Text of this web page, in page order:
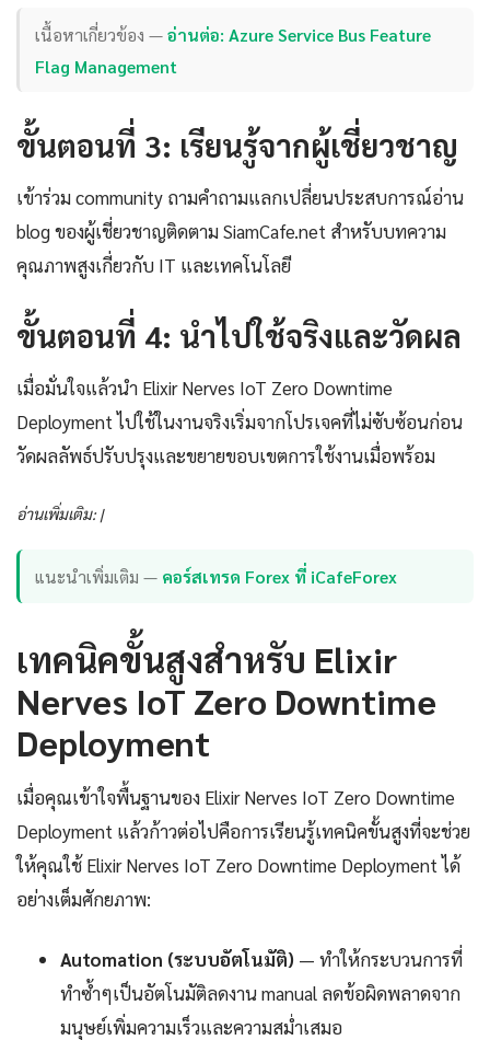
เนื้อหาเกี่ยวข้อง —อ่านต่อ: Azure Service Bus Feature
Flag Management
ขั้นตอนที่ 3: เรียนรู้จากผู้เชี่ยวชาญ
เข้าร่วม community ถามคำถามแลกเปลี่ยนประสบการณ์อ่าน
blog ของผู้เชี่ยวชาญติดตาม SiamCafe.net สำหรับบทความ
คุณภาพสูงเกี่ยวกับ IT และเทคโนโลยี
ขั้นตอนที่ 4: นำไปใช้จริงและวัดผล
เมื่อมั่นใจแล้วนำ Elixir Nerves IoT Zero Downtime
Deployment ไปใช้ในงานจริงเริ่มจากโปรเจคที่ไม่ซับซ้อนก่อน
วัดผลลัพธ์ปรับปรุงและขยายขอบเขตการใช้งานเมื่อพร้อม
อ่านเพิ่มเติม: |
แนะนำเพิ่มเติม — คอร์สเทรด Forex ที่ iCafeForex
เทคนิคขั้นสูงสำหรับ Elixir
Nerves IoT Zero Downtime
Deployment
เมื่อคุณเข้าใจพื้นฐานของ Elixir Nerves IoT Zero Downtime
Deployment แล้วก้าวต่อไปคือการเรียนรู้เทคนิคขั้นสูงที่จะช่วย
ให้คุณใช้ Elixir Nerves IoT Zero Downtime Deployment ได้
อย่างเต็มศักยภาพ:
Automation (ระบบอัตโนมัติ) — ทำให้กระบวนการที่
ทำซ้ำๆเป็นอัตโนมัติลดงาน manual ลดข้อผิดพลาดจาก
มนุษย์เพิ่มความเร็วและความสม่ำเสมอ